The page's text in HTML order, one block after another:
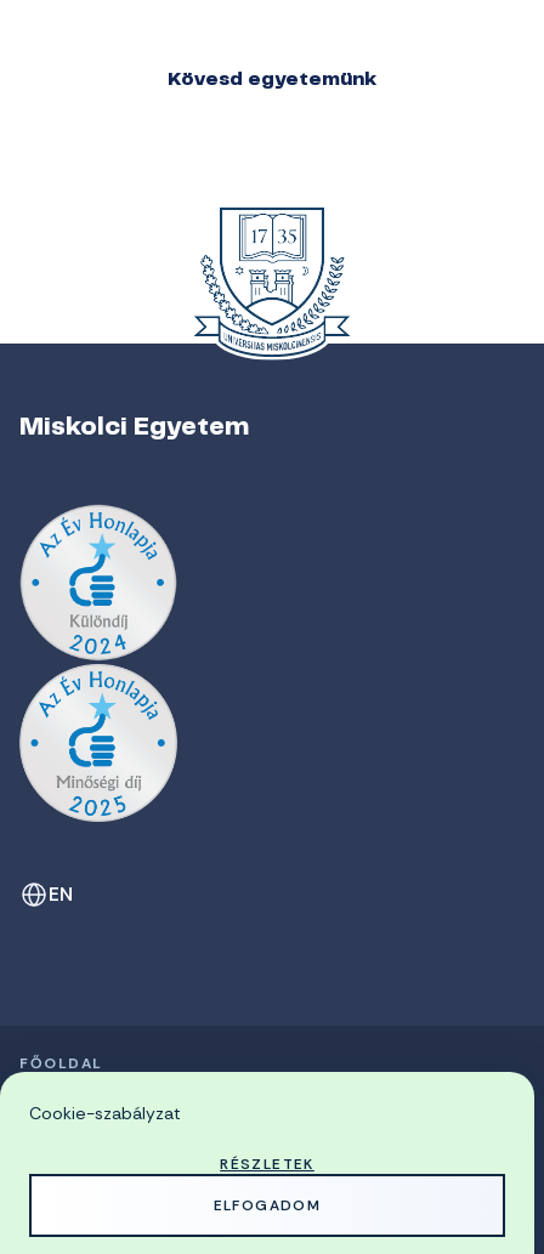
Kövesd egyetemünk
Miskolci Egyetem
EN
© 2026 Miskolci Egyetem
FŐOLDAL
Cookie-szabályzat
RÉSZLETEK
ELFOGADOM